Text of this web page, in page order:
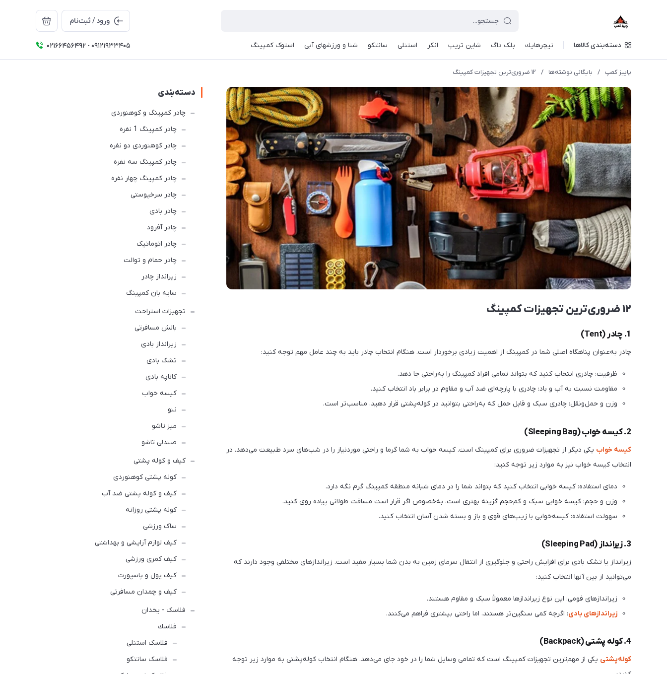
ورود / ثبت‌نام
دسته‌بندی کالاها نيچرهايك بلک داگ شاین تریپ انکر استنلی سانتکو شنا و ورزشهای آبی استوک کمپینگ 02166456492 - 09121933405
پاییز کمپ / بایگانی نوشته‌ها / ۱۲ ضروری‌ترین تجهیزات کمپینگ
۱۲ ضروری‌ترین تجهیزات کمپینگ
1. چادر (Tent)
چادر به‌عنوان پناهگاه اصلی شما در کمپینگ از اهمیت زیادی برخوردار است. هنگام انتخاب چادر باید به چند عامل مهم توجه کنید:
ظرفیت: چادری انتخاب کنید که بتواند تمامی افراد کمپینگ را به‌راحتی جا دهد.
مقاومت نسبت به آب و باد: چادری با پارچه‌ای ضد آب و مقاوم در برابر باد انتخاب کنید.
وزن و حمل‌ونقل: چادری سبک و قابل حمل که به‌راحتی بتوانید در کوله‌پشتی قرار دهید، مناسب‌تر است.
2. کیسه خواب (Sleeping Bag)
کیسه خواب یکی دیگر از تجهیزات ضروری برای کمپینگ است. کیسه خواب به شما گرما و راحتی موردنیاز را در شب‌های سرد طبیعت می‌دهد. در
انتخاب کیسه خواب نیز به موارد زیر توجه کنید:
دمای استفاده: کیسه خوابی انتخاب کنید که بتواند شما را در دمای شبانه منطقه کمپینگ گرم نگه دارد.
وزن و حجم: کیسه خوابی سبک و کم‌حجم گزینه بهتری است، به‌خصوص اگر قرار است مسافت طولانی پیاده روی کنید.
سهولت استفاده: کیسه‌خوابی با زیپ‌های قوی و باز و بسته شدن آسان انتخاب کنید.
3. زیرانداز (Sleeping Pad)
زیرانداز یا تشک بادی برای افزایش راحتی و جلوگیری از انتقال سرمای زمین به بدن شما بسیار مفید است. زیرانداز‌های مختلفی وجود دارند که
می‌توانید از بین آنها انتخاب کنید:
زیرانداز‌های فومی: این نوع زیرانداز‌ها معمولاً سبک و مقاوم هستند.
زیرانداز‌های بادی: اگرچه کمی سنگین‌تر هستند، اما راحتی بیشتری فراهم می‌کنند.
4. کوله پشتی (Backpack)
کوله‌پشتی یکی از مهم‌ترین تجهیزات کمپینگ است که تمامی وسایل شما را در خود جای می‌دهد. هنگام انتخاب کوله‌پشتی به موارد زیر توجه
دسته‌بندی
چادر کمپینگ و کوهنوردی
چادر کمپینگ 1 نفره
چادر کوهنوردی دو نفره
چادر كمپينگ سه نفره
چادر کمپینگ چهار نفره
چادر سرخپوستی
چادر بادی
چادر آفرود
چادر اتوماتیک
چادر حمام و توالت
زیرانداز چادر
سایه بان کمپینگ
تجهیزات استراحت
بالش مسافرتی
زیرانداز بادی
تشک بادی
کاناپه بادی
کیسه خواب
ننو
میز تاشو
صندلی تاشو
کیف و کوله پشتی
کوله پشتی کوهنوردی
کیف و کوله پشتی ضد آب
کوله پشتی روزانه
ساک ورزشی
کیف لوازم آرایشی و بهداشتی
کیف کمری ورزشی
کیف پول و پاسپورت
کیف و چمدان مسافرتی
فلاسک - یخدان
فلاسك
فلاسک استنلی
فلاسک سانتکو